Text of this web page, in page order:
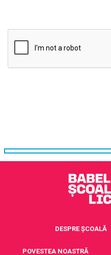
DESPRE ȘCOALĂ
POVESTEA NOASTRĂ